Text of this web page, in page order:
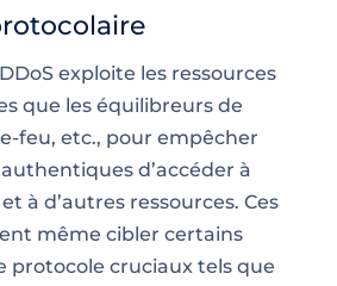
exploite les ressources
que les équilibreurs de
feu, etc., pour empêcher
d’accéder à
à d’autres ressources. Ces
même cibler certains
protocole cruciaux tels que